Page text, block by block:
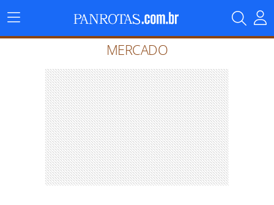
Menu
Principal
MERCADO